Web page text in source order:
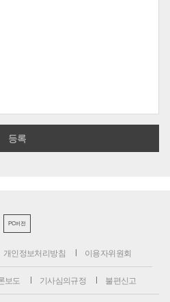
PC버전
개인정보처리방침 이용자위원회
보도 기사심의규정 불편신고